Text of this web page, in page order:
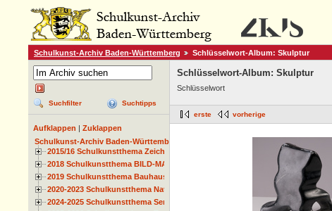
Schulkunst-Archiv Baden-Württemberg Schlüsselwort-Album: Skulptur
Suchfilter Suchtipps
Aufklappen
Zuklappen
Schulkunst-Archiv Baden-Württemberg
2015/16 Schulkunstthema Zeichnen
2018 Schulkunstthema BILD-MATERIAL-OBJEKT
2019 Schulkunstthema Bauhaus
2020-2023 Schulkunstthema Natur und Zeit
2024-2025 Schulkunstthema Serie
Schlüsselwort-Album: Skulptur
Schlüsselwort
erste vorherige